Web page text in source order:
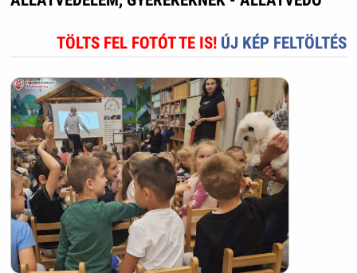
TÖLTS FEL FOTÓT TE IS! ÚJ KÉP FELTÖLTÉS